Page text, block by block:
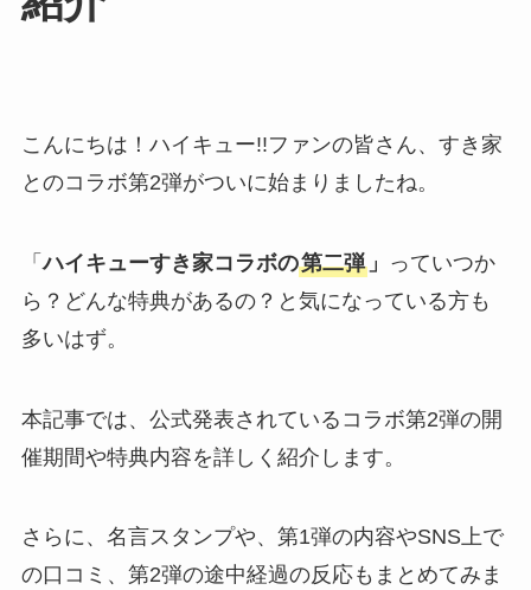
こんにちは！ハイキュー!!ファンの皆さん、すき家
とのコラボ第2弾がついに始まりましたね。
「ハイキューすき家コラボの第二弾」 っていつか
ら？どんな特典があるの？と気になっている方も
多いはず。
本記事では、公式発表されているコラボ第2弾の開
催期間や特典内容を詳しく紹介します。
さらに、名言スタンプや、第1弾の内容やSNS上で
の口コミ、第2弾の途中経過の反応もまとめてみま